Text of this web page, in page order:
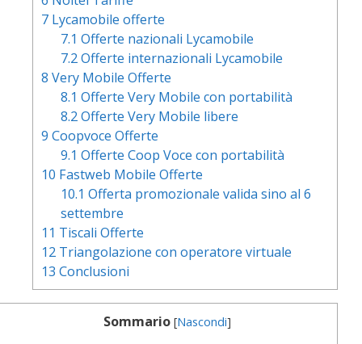
7 Lycamobile offerte
7.1 Offerte nazionali Lycamobile
7.2Offerte internazionali Lycamobile
8 Very Mobile Offerte
8.1 Offerte Very Mobile con portabilità
8.2Offerte Very Mobile libere
9 Coopvoce Offerte
9.1 Offerte Coop Voce con portabilità
10 Fastweb Mobile Offerte
10.1 Offerta promozionale valida sino al 6
settembre
11 Tiscali Offerte
12 Triangolazione con operatore virtuale
13 Conclusioni
Sommario [Nascondi]